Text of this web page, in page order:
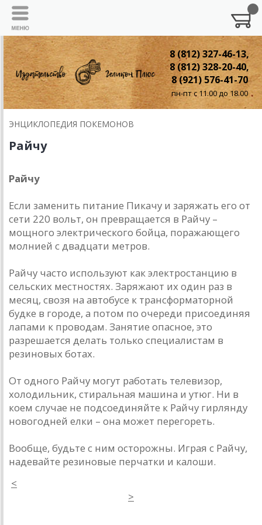
8 (812) 327-46-13,
8 (812) 328-20-40,
8 (921) 576-41-70
пн-пт с 11.00 до 18.00
ЭНЦИКЛОПЕДИЯ ПОКЕМОНОВ
Райчу
Райчу
Если заменить питание Пикачу и заряжать его от
сети 220 вольт, он превращается в Райчу –
мощного электрического бойца, поражающего
молнией с двадцати метров.
Райчу часто используют как электростанцию в
сельских местностях. Заряжают их один раз в
месяц, свозя на автобусе к трансформаторной
будке в городе, а потом по очереди присоединяя
лапами к проводам. Занятие опасное, это
разрешается делать только специалистам в
резиновых ботах.
От одного Райчу могут работать телевизор,
холодильник, стиральная машина и утюг. Ни в
коем случае не подсоединяйте к Райчу гирлянду
новогодней елки – она может перегореть.
Вообще, будьте с ним осторожны. Играя с Райчу,
надевайте резиновые перчатки и калоши.
<
>